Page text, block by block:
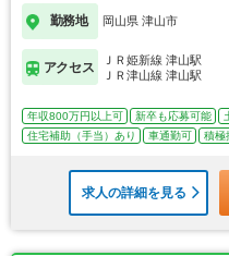
勤務地 岡山県 津山市
アクセス
ＪＲ姫新線 津山駅
ＪＲ津山線 津山駅
年収800万円以上可 新卒も応募可能
住宅補助（手当）あり
車通勤可 積極
求人の詳細を見る